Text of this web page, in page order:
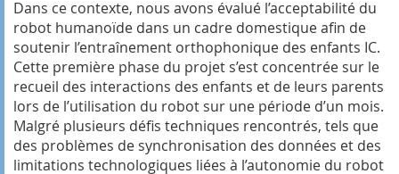
Dans ce contexte, nous avons évalué l’acceptabilité du
robot humanoïde dans un cadre domestique afin de
soutenir l’entraînement orthophonique des enfants IC.
Cette première phase du projet s’est concentrée sur le
recueil des interactions des enfants et de leurs parents
lors de l’utilisation du robot sur une période d’un mois.
Malgré plusieurs défis techniques rencontrés, tels que
des problèmes de synchronisation des données et des
limitations technologiques liées à l’autonomie du robot